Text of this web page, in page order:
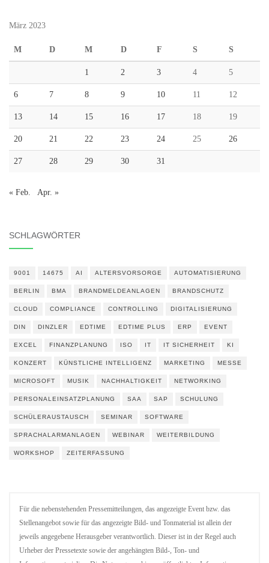
März 2023
M D M D F S S
1 2 3 4 5
6 7 8 9 10 11 12
13 14 15 16 17 18 19
20 21 22 23 24 25 26
27 28 29 30 31
« Feb. Apr. »
SCHLAGWÖRTER
9001 14675 AI ALTERSVORSORGE AUTOMATISIERUNG
BERLIN BMA BRANDMELDEANLAGEN BRANDSCHUTZ
CLOUD COMPLIANCE CONTROLLING DIGITALISIERUNG
DIN DINZLER EDTIME EDTIME PLUS ERP EVENT
EXCEL FINANZPLANUNG ISO IT IT SICHERHEIT KI
KONZERT KÜNSTLICHE INTELLIGENZ MARKETING MESSE
MICROSOFT MUSIK NACHHALTIGKEIT NETWORKING
PERSONALEINSATZPLANUNG SAA SAP SCHULUNG
SCHÜLERAUSTAUSCH SEMINAR SOFTWARE
SPRACHALARMANLAGEN WEBINAR WEITERBILDUNG
WORKSHOP ZEITERFASSUNG
Für die nebenstehenden Pressemitteilungen, das angezeigte Event bzw. das
Stellenangebot sowie für das angezeigte Bild- und Tonmaterial ist allein der
jeweils angegebene Herausgeber verantwortlich. Dieser ist in der Regel auch
Urheber der Pressetexte sowie der angehängten Bild-, Ton- und